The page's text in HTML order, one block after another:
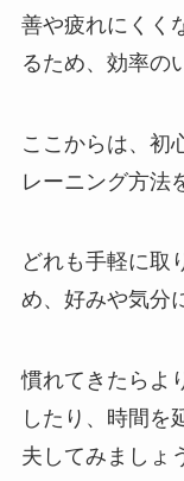
善や疲れにくく
るため、効率の
ここからは、初
レーニング方法
どれも手軽に取
め、好みや気分
慣れてきたらよ
したり、時間を
夫してみましょ